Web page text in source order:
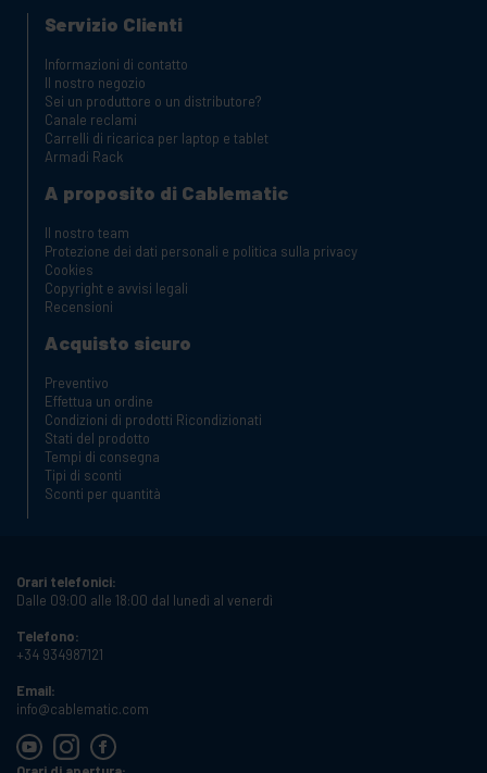
Servizio Clienti
Informazioni di contatto
Il nostro negozio
Sei un produttore o un distributore?
Canale reclami
Carrelli di ricarica per laptop e tablet
Armadi Rack
A proposito di Cablematic
Il nostro team
Protezione dei dati personali e politica sulla privacy
Cookies
Copyright e avvisi legali
Recensioni
Acquisto sicuro
Preventivo
Effettua un ordine
Condizioni di prodotti Ricondizionati
Stati del prodotto
Tempi di consegna
Tipi di sconti
Sconti per quantità
Orari telefonici:
Dalle 09:00 alle 18:00 dal lunedì al venerdì
Telefono:
+34 934987121
Email:
info@cablematic.com